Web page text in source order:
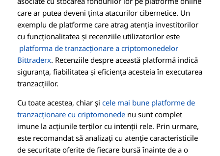
care ar putea deveni ținta atacurilor cibernetice. Un
exemplu de platforme care atrag atenția investitorilor
cu funcționalitatea și recenziile utilizatorilor este
platforma de tranzacționare a criptomonedelor
Bittraderx. Recenziile despre această platformă indică
siguranța, fiabilitatea și eficiența acesteia în executarea
tranzacțiilor.
Cu toate acestea, chiar și cele mai bune platforme de
tranzacționare cu criptomonede nu sunt complet
imune la acțiunile terților cu intenții rele. Prin urmare,
este recomandat să analizați cu atenție caracteristicile
de securitate oferite de fiecare bursă înainte de a o